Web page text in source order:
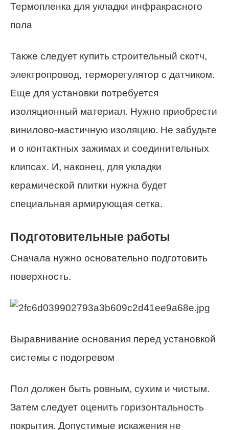
Термопленка для укладки инфракрасного
пола
Также следует купить строительный скотч,
электропровод, терморегулятор с датчиком.
Еще для установки потребуется
изоляционный материал. Нужно приобрести
винилово-мастичную изоляцию. Не забудьте
и о контактных зажимах и соединительных
клипсах. И, наконец, для укладки
керамической плитки нужна будет
специальная армирующая сетка.
Подготовительные работы
Сначала нужно основательно подготовить
поверхность.
Выравнивание основания перед установкой
системы с подогревом
Пол должен быть ровным, сухим и чистым.
Затем следует оценить горизонтальность
покрытия. Допустимые искажения не